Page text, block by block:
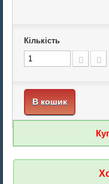
Кількість
В кошик